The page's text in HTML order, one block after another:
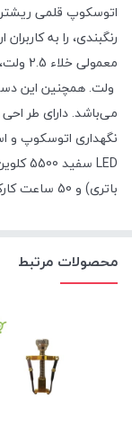
رنگبندی، را به
ولت. همچنین این
می‌باشد. دارای طر
نگهداری اتوسکوپ و
باتری) و 50 ساعت کارکد مفید را دارا است.
محصولات مرتبط